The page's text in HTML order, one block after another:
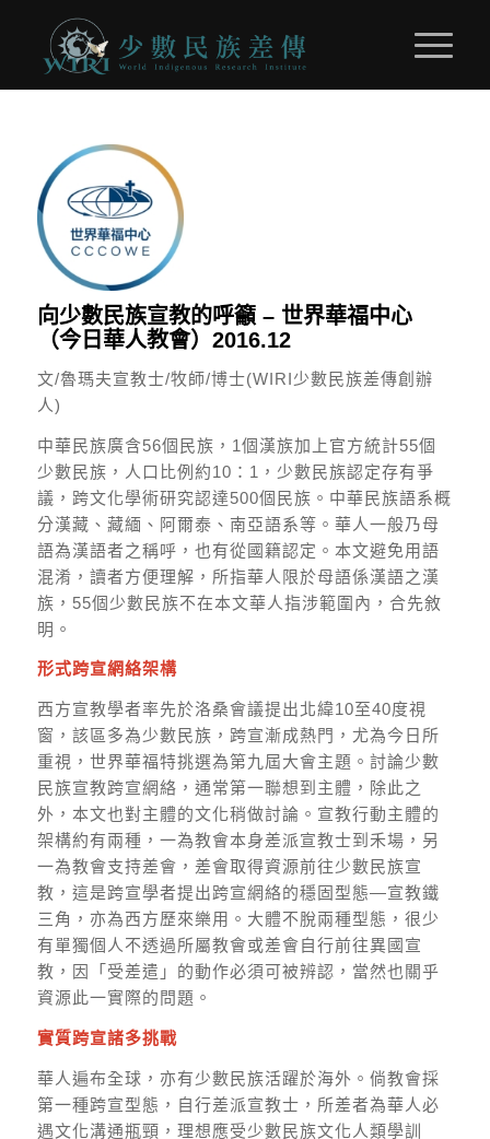
向少數民族宣教的呼籲 – 世界華福中心
（今日華人教會）2016.12
文/魯瑪夫宣教士/牧師/博士(WIRI少數民族差傳創辦
人)
中華民族廣含56個民族，1個漢族加上官方統計55個
少數民族，人口比例約10：1，少數民族認定存有爭
議，跨文化學術研究認達500個民族。中華民族語系概
分漢藏、藏緬、阿爾泰、南亞語系等。華人一般乃母
語為漢語者之稱呼，也有從國籍認定。本文避免用語
混淆，讀者方便理解，所指華人限於母語係漢語之漢
族，55個少數民族不在本文華人指涉範圍內，合先敘
明。
形式跨宣網絡架構
西方宣教學者率先於洛桑會議提出北緯10至40度視
窗，該區多為少數民族，跨宣漸成熱門，尤為今日所
重視，世界華福特挑選為第九屆大會主題。討論少數
民族宣教跨宣網絡，通常第一聯想到主體，除此之
外，本文也對主體的文化稍做討論。宣教行動主體的
架構約有兩種，一為教會本身差派宣教士到禾場，另
一為教會支持差會，差會取得資源前往少數民族宣
教，這是跨宣學者提出跨宣網絡的穩固型態—宣教鐵
三角，亦為西方歷來樂用。大體不脫兩種型態，很少
有單獨個人不透過所屬教會或差會自行前往異國宣
教，因「受差遣」的動作必須可被辨認，當然也關乎
資源此一實際的問題。
實質跨宣諸多挑戰
華人遍布全球，亦有少數民族活躍於海外。倘教會採
第一種跨宣型態，自行差派宣教士，所差者為華人必
遇文化溝通瓶頸，理想應受少數民族文化人類學訓